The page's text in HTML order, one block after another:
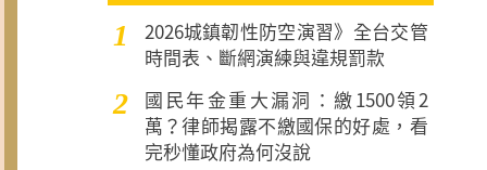
1
2026城鎮韌性防空演習》全台交管
時間表、斷網演練與違規罰款
2
國民年金重大漏洞：繳1500領2
萬？律師揭露不繳國保的好處，看
完秒懂政府為何沒說